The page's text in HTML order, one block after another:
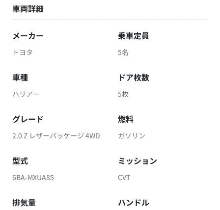
車両詳細
メーカー
トヨタ
乗車定員
5名
車種
ハリアー
ドア枚数
5枚
グレード
2.0 Z レザーパッケージ 4WD
燃料
ガソリン
型式
6BA-MXUA85
ミッション
CVT
排気量 ハンドル